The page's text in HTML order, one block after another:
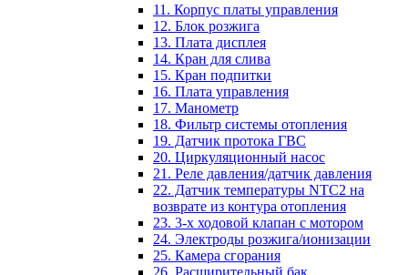
11. Корпус платы управления
12. Блок розжига
13. Плата дисплея
14. Кран для слива
15. Кран подпитки
16. Плата управления
17. Манометр
18. Фильтр системы отопления
19. Датчик протока ГВС
20. Циркуляционный насос
21. Реле давления/датчик давления
22. Датчик температуры NTC2 на
возврате из контура отопления
23. 3-х ходовой клапан с мотором
24. Электроды розжига/ионизации
25. Камера сгорания
26. Расширительный бак